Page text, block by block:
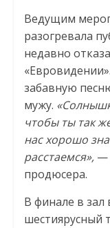
Ведущим
разогревала
недавно
забавную
мужу.
чтобы ты так
нас хорошо
расстаемся»,—
продюсера.
В финале в
шестиярусный